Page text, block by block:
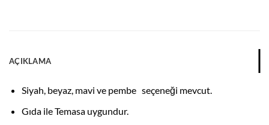
AÇIKLAMA
Siyah, beyaz, mavi ve pembe seçeneği mevcut.
Gıda ile Temasa uygundur.